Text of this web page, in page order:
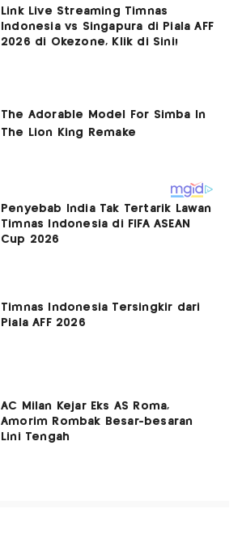
Link Live Streaming Timnas
Indonesia vs Singapura di Piala AFF
2026 di Okezone, Klik di Sini!
Penyebab India Tak Tertarik Lawan
Timnas Indonesia di FIFA ASEAN
Cup 2026
Timnas Indonesia Tersingkir dari
Piala AFF 2026
AC Milan Kejar Eks AS Roma,
Amorim Rombak Besar-besaran
Lini Tengah